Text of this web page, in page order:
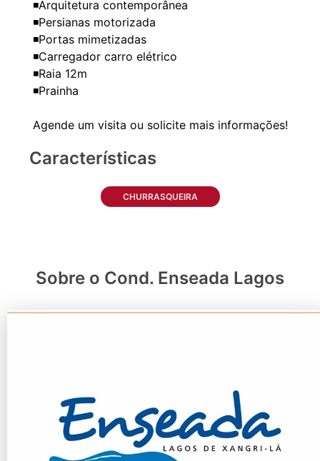
◾Arquitetura contemporânea
◾Persianas motorizada
◾Portas mimetizadas
◾Carregador carro elétrico
◾Raia 12m
◾Prainha
Características
CHURRASQUEIRA
Sobre o Cond. Enseada Lagos